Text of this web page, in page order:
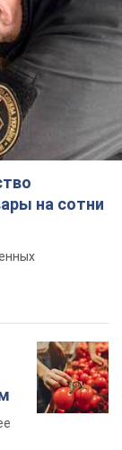
на сотни